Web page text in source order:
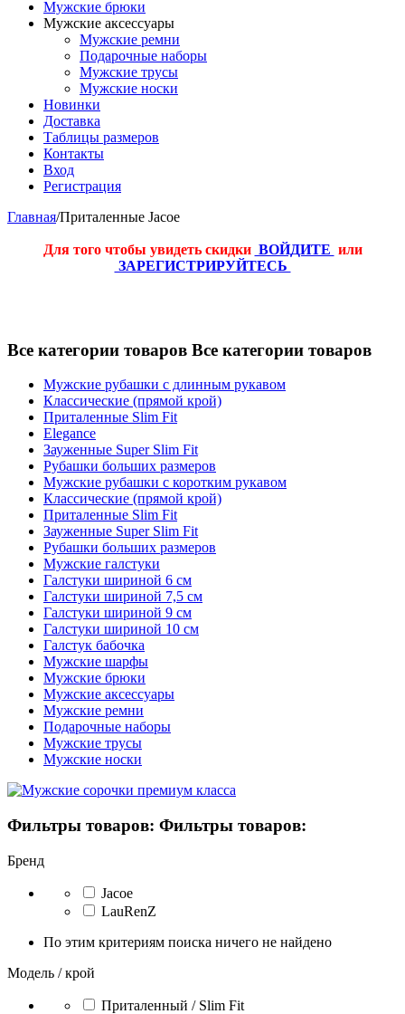
Мужские брюки
Мужские аксессуары
Мужские ремни
Подарочные наборы
Мужские трусы
Мужские носки
Новинки
Доставка
Таблицы размеров
Контакты
Вход
Регистрация
Главная/Приталенные Jacoe
Для того чтобы увидеть скидки ВОЙДИТЕ или
ЗАРЕГИСТРИРУЙТЕСЬ
Все категории товаров Все категории товаров
Мужские рубашки с длинным рукавом
Классические (прямой крой)
Приталенные Slim Fit
Elegance
Зауженные Super Slim Fit
Рубашки больших размеров
Мужские рубашки с коротким рукавом
Классические (прямой крой)
Приталенные Slim Fit
Зауженные Super Slim Fit
Рубашки больших размеров
Мужские галстуки
Галстуки шириной 6 см
Галстуки шириной 7,5 см
Галстуки шириной 9 см
Галстуки шириной 10 см
Галстук бабочка
Мужские шарфы
Мужские брюки
Мужские аксессуары
Мужские ремни
Подарочные наборы
Мужские трусы
Мужские носки
Фильтры товаров: Фильтры товаров:
Бренд
Jacoe
LauRenZ
По этим критериям поиска ничего не найдено
Модель / крой
Приталенный / Slim Fit